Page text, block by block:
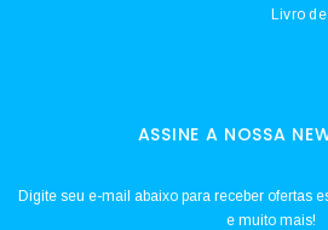
Livro
ASSINE A NOSSA
Digite seu e-mail abaixo para receber ofertas
e muito mais!